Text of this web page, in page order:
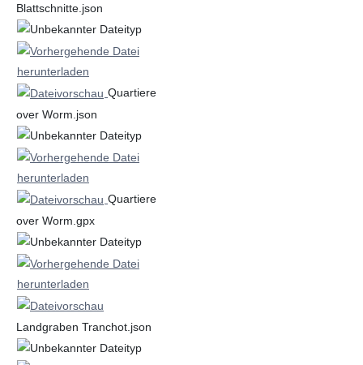
Blattschnitte.json
Quartiere
over Worm.json
Quartiere
over Worm.gpx
Landgraben Tranchot.json